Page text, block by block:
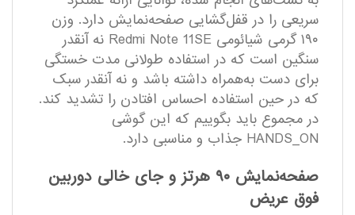
سریعی را در قفل‌گشایی صفحه‌نمایش دارد. وزن
۱۹۰ گرمی شیائومی Redmi Note 11SE نه آنقدر
سنگین است که در استفاده طولانی مدت خستگی
برای دست به‌همراه داشته باشد و نه آنقدر سبک
که در حین استفاده احساس افتادن را تشدید کند.
در مجموع باید بگوییم که این گوشی
HANDS_ON جذاب و مناسبی دارد.
صفحه‌نمایش ۹۰ هرتز و جای خالی دوربین
فوق عریض